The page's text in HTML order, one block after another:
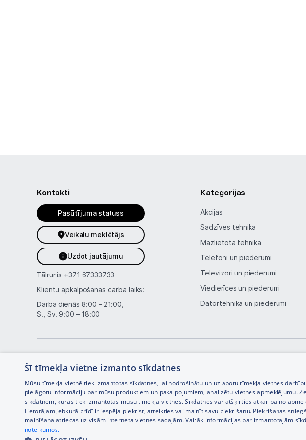
Kontakti
Pasūtījuma statuss
Veikalu meklētājs
Uzdot jautājumu
Tālrunis +371 67333733
Klientu apkalpošanas darba laiks:
Darba dienās 8:00 – 21:00,
S., Sv. 9:00 – 18:00
Kategorijas
Akcijas
Sadzīves tehnika
Mazlietota tehnika
Telefoni un piederumi
Televizori un piederumi
Viedierīces un piederumi
Datortehnika un piederumi
Interneta veikala izstrāde —
Šī tīmekļa vietne izmanto sīkdatnes
Mūsu tīmekļa vietnē tiek izmantotas sīkdatnes, lai nodrošinātu un uzlabotu tīmekļa vietnes
pielāgotu informāciju par mūsu produktiem un pakalpojumiem, analizētu vietnes apmeklējumu.
sīkdatnēm, kuras tiek izmantotas mūsu tīmekļa vietnēs. Sīkdatnes var atšķirties atkarībā no
Lietotājam jebkurā brīdī ir iespēja piekrist, atteikties vai mainīt savu piekrišanu. Piekrišanas
mainīšana attiecas uz visām interneta vietnes sadaļām. Vairāk informācijas par izmantotajām
noteikumos.